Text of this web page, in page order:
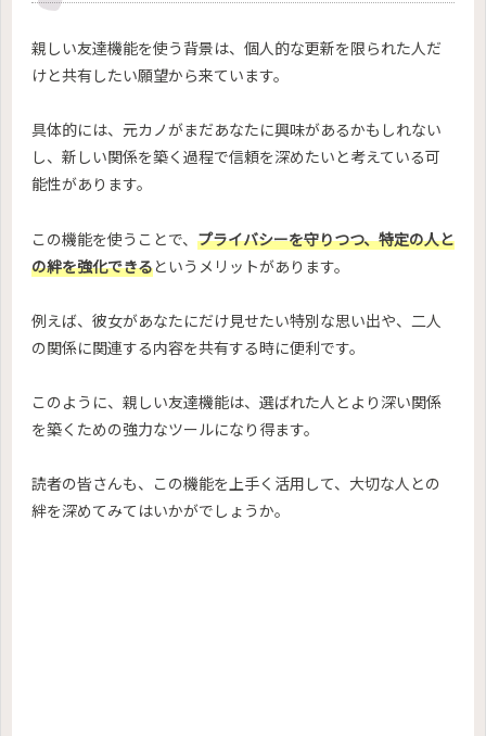
親しい友達機能を使う背景は、個人的な更新を限られた人だ
けと共有したい願望から来ています。
具体的には、元カノがまだあなたに興味があるかもしれない
し、新しい関係を築く過程で信頼を深めたいと考えている可
能性があります。
この機能を使うことで、 プライバシーを守りつつ、特定の人と
の絆を強化できるというメリットがあります。
例えば、彼女があなたにだけ見せたい特別な思い出や、二人
の関係に関連する内容を共有する時に便利です。
このように、親しい友達機能は、選ばれた人とより深い関係
を築くための強力なツールになり得ます。
読者の皆さんも、この機能を上手く活用して、大切な人との
絆を深めてみてはいかがでしょうか。